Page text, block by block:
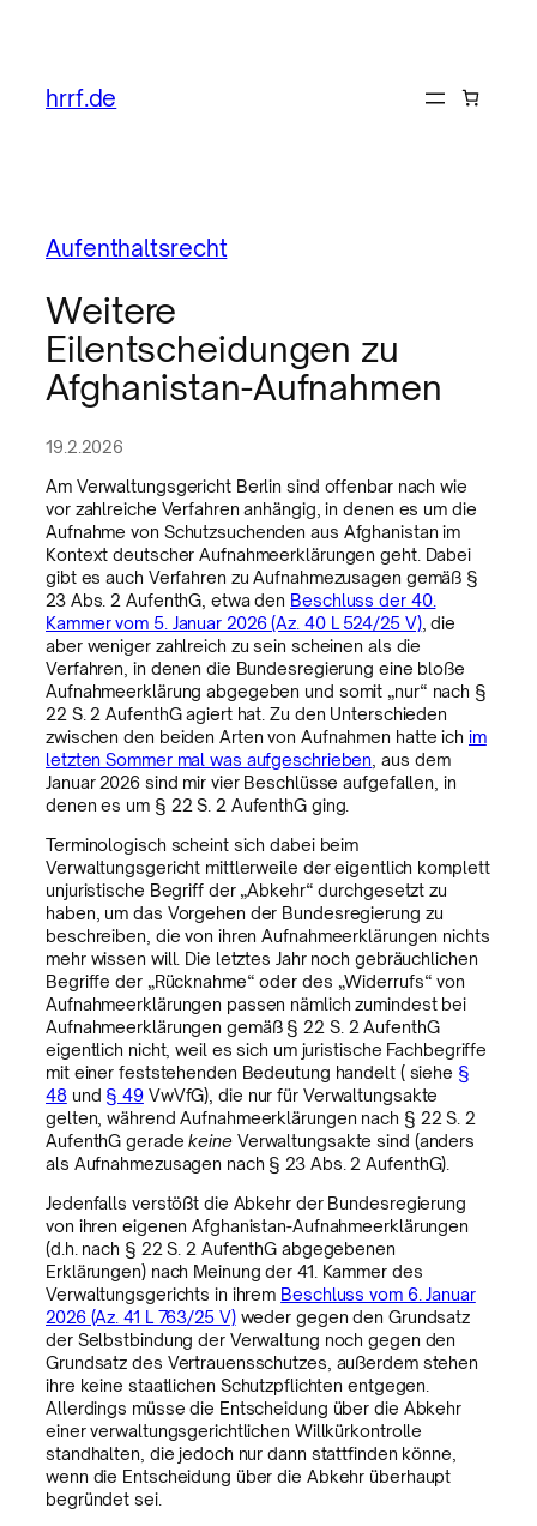
hrrf.de
Aufenthaltsrecht
Weitere
Eilentscheidungen zu
Afghanistan-Aufnahmen
19.2.2026
Am Verwaltungsgericht Berlin sind offenbar nach wie
vor zahlreiche Verfahren anhängig, in denen es um die
Aufnahme von Schutzsuchenden aus Afghanistan im
Kontext deutscher Aufnahmeerklärungen geht. Dabei
gibt es auch Verfahren zu Aufnahmezusagen gemäß §
23 Abs. 2 AufenthG, etwa den Beschluss der 40.
Kammer vom 5. Januar 2026 (Az. 40 L 524/25 V), die
aber weniger zahlreich zu sein scheinen als die
Verfahren, in denen die Bundesregierung eine bloße
Aufnahmeerklärung abgegeben und somit „nur“ nach §
22 S. 2 AufenthG agiert hat. Zu den Unterschieden
zwischen den beiden Arten von Aufnahmen hatte ich im
letzten Sommer mal was aufgeschrieben , aus dem
Januar 2026 sind mir vier Beschlüsse aufgefallen, in
denen es um § 22 S. 2 AufenthG ging.
Terminologisch scheint sich dabei beim
Verwaltungsgericht mittlerweile der eigentlich komplett
unjuristische Begriff der „Abkehr“ durchgesetzt zu
haben, um das Vorgehen der Bundesregierung zu
beschreiben, die von ihren Aufnahmeerklärungen nichts
mehr wissen will. Die letztes Jahr noch gebräuchlichen
Begriffe der „Rücknahme“ oder des „Widerrufs“ von
Aufnahmeerklärungen passen nämlich zumindest bei
Aufnahmeerklärungen gemäß § 22 S. 2 AufenthG
eigentlich nicht, weil es sich um juristische Fachbegriffe
mit einer feststehenden Bedeutung handelt ( siehe §
48und § 49VwVfG), die nur für Verwaltungsakte
gelten, während Aufnahmeerklärungen nach § 22 S. 2
AufenthG geradekeineVerwaltungsakte sind (anders
als Aufnahmezusagen nach § 23 Abs. 2 AufenthG).
Jedenfalls verstößt die Abkehr der Bundesregierung
von ihren eigenen Afghanistan-Aufnahmeerklärungen
(d.h. nach § 22 S. 2 AufenthG abgegebenen
Erklärungen) nach Meinung der 41. Kammer des
Verwaltungsgerichts in ihrem Beschluss vom 6. Januar
2026 (Az. 41 L 763/25 V)weder gegen den Grundsatz
der Selbstbindung der Verwaltung noch gegen den
Grundsatz des Vertrauensschutzes, außerdem stehen
ihre keine staatlichen Schutzpflichten entgegen.
Allerdings müsse die Entscheidung über die Abkehr
einer verwaltungsgerichtlichen Willkürkontrolle
standhalten, die jedoch nur dann stattfinden könne,
wenn die Entscheidung über die Abkehr überhaupt
begründet sei.